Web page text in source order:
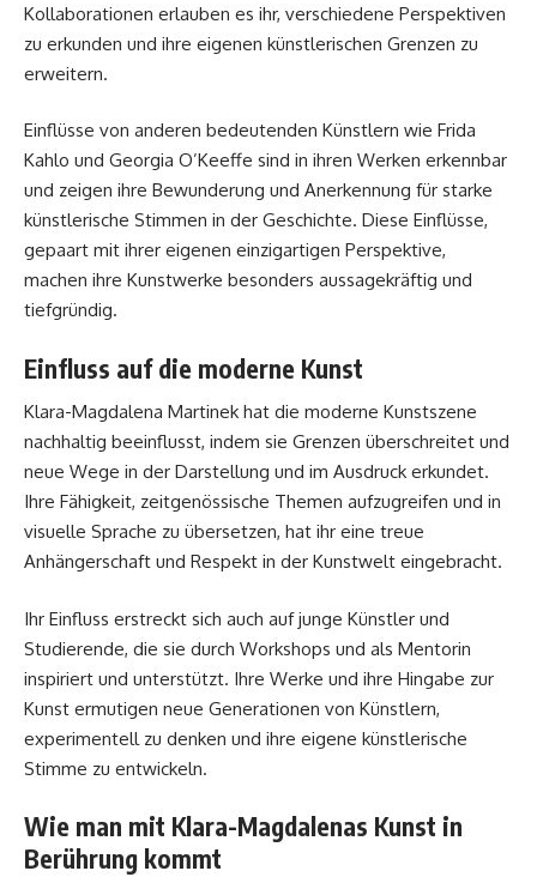
Kollaborationen erlauben es ihr, verschiedene Perspektiven
zu erkunden und ihre eigenen künstlerischen Grenzen zu
erweitern.
Einflüsse von anderen bedeutenden Künstlern wie Frida
Kahlo und Georgia O’Keeffe sind in ihren Werken erkennbar
und zeigen ihre Bewunderung und Anerkennung für starke
künstlerische Stimmen in der Geschichte. Diese Einflüsse,
gepaart mit ihrer eigenen einzigartigen Perspektive,
machen ihre Kunstwerke besonders aussagekräftig und
tiefgründig.
Einfluss auf die moderne Kunst
Klara-Magdalena Martinek hat die moderne Kunstszene
nachhaltig beeinflusst, indem sie Grenzen überschreitet und
neue Wege in der Darstellung und im Ausdruck erkundet.
Ihre Fähigkeit, zeitgenössische Themen aufzugreifen und in
visuelle Sprache zu übersetzen, hat ihr eine treue
Anhängerschaft und Respekt in der Kunstwelt eingebracht.
Ihr Einfluss erstreckt sich auch auf junge Künstler und
Studierende, die sie durch Workshops und als Mentorin
inspiriert und unterstützt. Ihre Werke und ihre Hingabe zur
Kunst ermutigen neue Generationen von Künstlern,
experimentell zu denken und ihre eigene künstlerische
Stimme zu entwickeln.
Wie man mit Klara-Magdalenas Kunst in
Berührung kommt